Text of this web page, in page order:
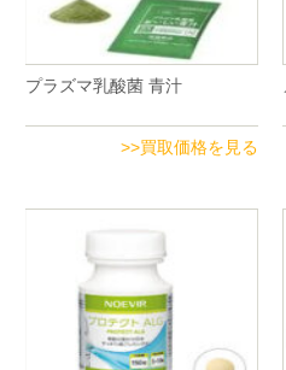
プラズマ乳酸菌 青汁
>>買取価格を見る